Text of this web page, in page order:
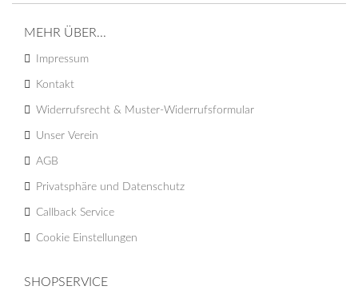
MEHR ÜBER...
Impressum
Kontakt
Widerrufsrecht & Muster-Widerrufsformular
Unser Verein
AGB
Privatsphäre und Datenschutz
Callback Service
Cookie Einstellungen
SHOPSERVICE